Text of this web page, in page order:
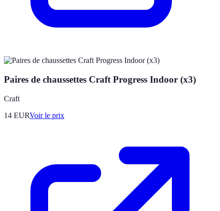
Paires de chaussettes Craft Progress Indoor (x3)
Craft
14 EURVoir le prix